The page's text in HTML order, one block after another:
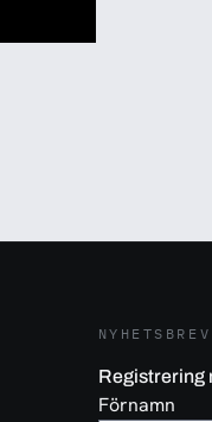
NYHETSBREV
Registrering
Förnamn